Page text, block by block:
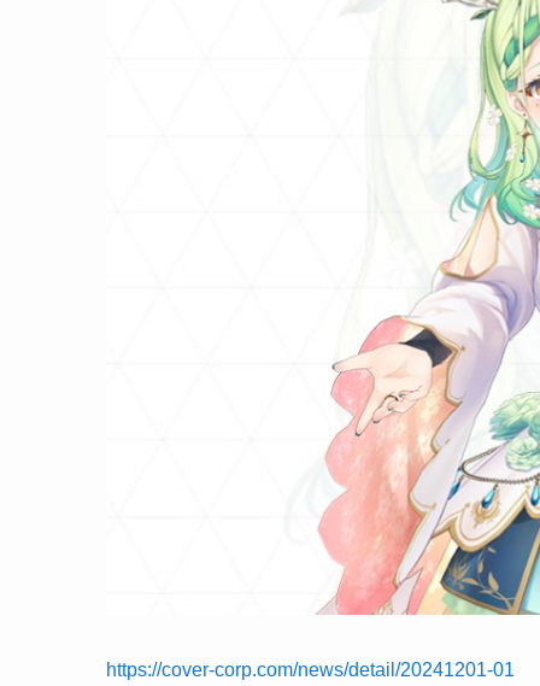
https://cover-corp.com/news/detail/20241201-01